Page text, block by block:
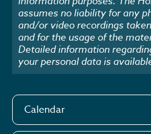
assumes no liability for any
and/or video recordings
and for the usage of the
Detailed information
your personal data is
Calendar